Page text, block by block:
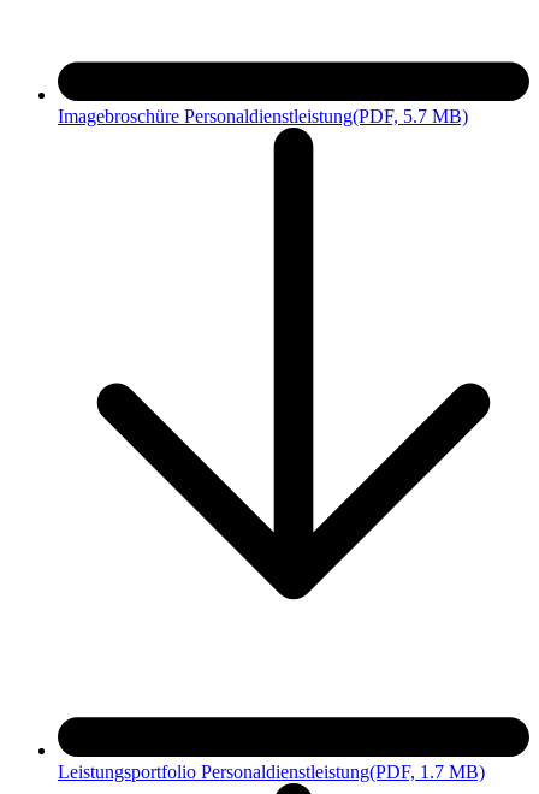
Imagebroschüre Personaldienstleistung(PDF, 5.7 MB)
Leistungsportfolio Personaldienstleistung(PDF, 1.7 MB)